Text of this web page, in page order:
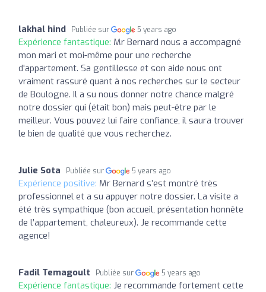
lakhal hind Publiée sur 5 years ago
Expérience fantastique: Mr Bernard nous a accompagné
mon mari et moi-même pour une recherche
d'appartement. Sa gentillesse et son aide nous ont
vraiment rassuré quant à nos recherches sur le secteur
de Boulogne. Il a su nous donner notre chance malgré
notre dossier qui (était bon) mais peut-être par le
meilleur. Vous pouvez lui faire confiance, il saura trouver
le bien de qualité que vous recherchez.
Julie Sota Publiée sur 5 years ago
Expérience positive: Mr Bernard s’est montré très
professionnel et a su appuyer notre dossier. La visite a
été très sympathique (bon accueil, présentation honnête
de l’appartement, chaleureux). Je recommande cette
agence!
Fadil Temagoult Publiée sur 5 years ago
Expérience fantastique: Je recommande fortement cette